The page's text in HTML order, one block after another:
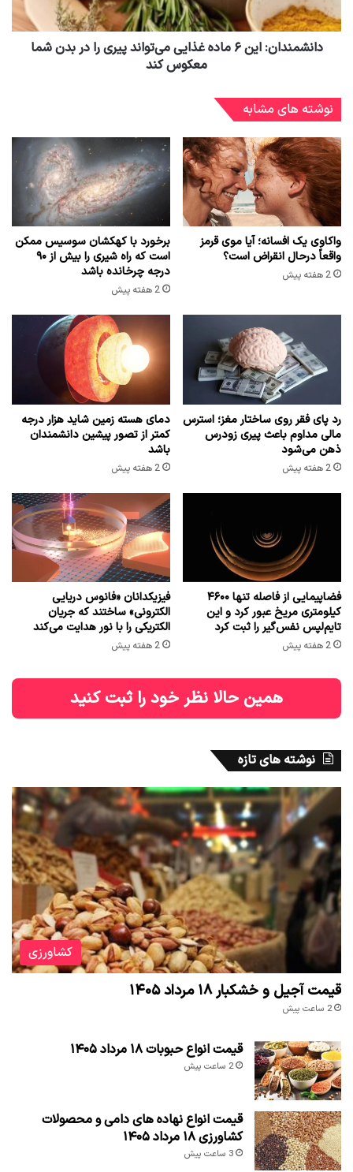
دانشمندان:‌ این ۶ ماده غذایی می‌تواند پیری را در بدن شما
معکوس کند
نوشته های مشابه
واکاوی یک افسانه؛ آیا موی قرمز
واقعاً درحال انقراض است؟
2 هفته پیش
برخورد با کهکشان سوسیس ممکن
است که راه شیری را بیش از ۹۰
درجه چرخانده باشد
2 هفته پیش
رد پای فقر روی ساختار مغز؛ استرس
مالی مداوم باعث پیری زودرس
ذهن می‌شود
2 هفته پیش
دمای هسته زمین شاید هزار درجه
کمتر از تصور پیشین دانشمندان
باشد
2 هفته پیش
فضاپیمایی از فاصله تنها ۴۶۰۰
کیلومتری مریخ عبور کرد و این
تایم‌لپس نفس‌گیر را ثبت کرد
2 هفته پیش
فیزیکدانان «فانوس دریایی
الکترونی» ساختند که جریان
الکتریکی را با نور هدایت می‌کند
2 هفته پیش
همین حالا نظر خود را ثبت کنید
نوشته های تازه
کشاورزی
قیمت آجیل و خشکبار ۱۸ مرداد ۱۴۰۵
2 ساعت پیش
قیمت انواع حبوبات ۱۸ مرداد ۱۴۰۵
2 ساعت پیش
قیمت انواع نهاده های دامی و محصولات
کشاورزی ۱۸ مرداد ۱۴۰۵
3 ساعت پیش